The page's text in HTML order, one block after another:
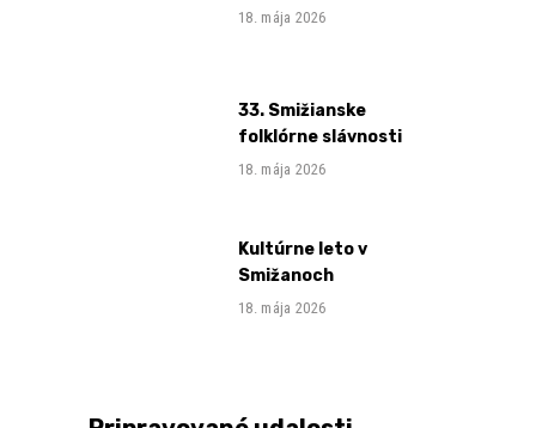
18. mája 2026
33. Smižianske
folklórne slávnosti
18. mája 2026
Kultúrne leto v
Smižanoch
18. mája 2026